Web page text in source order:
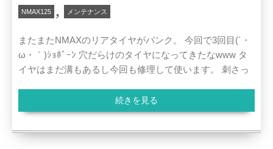
NMAX125 , メンテナンス
またまたNMAXのリアタイヤがパンク。 今回で3回目(´・
ω・｀)ｼｮﾎﾞｰﾝ 穴だらけのタイヤになってきたなwww タ
イヤはまだ溝もあるし今回も修理して使います。 刺さっ
続きを見る